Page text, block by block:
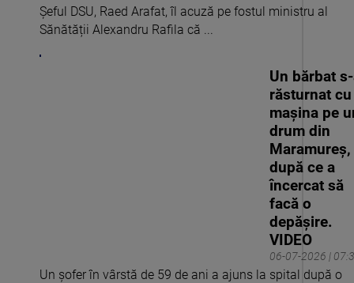
Șeful DSU, Raed Arafat, îl acuză pe fostul ministru al
Sănătății Alexandru Rafila că ...
06-07-2026 |
Un bărbat
răsturnat cu
mașina pe
drum din
Maramureș,
după ce a
încercat să
facă o
depășire.
VIDEO
Un șofer în vârstă de 59 de ani a ajuns la spital după o